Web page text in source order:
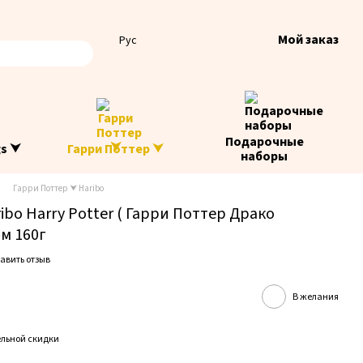
Рус Мой заказ
⮟ Гарри Поттер ⮟
Подарочные
наборы
Гарри Поттер ⮟ Haribo
Harry Potter ( Гарри Поттер Драко
160г
отзыв
В желания
скидки